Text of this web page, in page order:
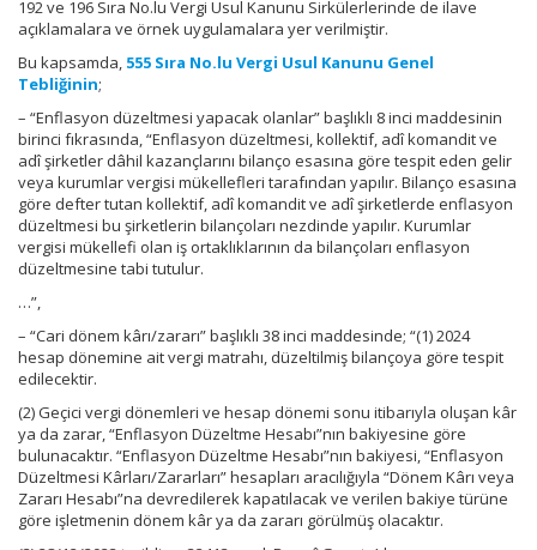
192 ve 196 Sıra No.lu Vergi Usul Kanunu Sirkülerlerinde de ilave
açıklamalara ve örnek uygulamalara yer verilmiştir.
Bu kapsamda, 555 Sıra No.lu Vergi Usul Kanunu Genel
Tebliğinin;
– “Enflasyon düzeltmesi yapacak olanlar” başlıklı 8 inci maddesinin
birinci fıkrasında, “Enflasyon düzeltmesi, kollektif, adî komandit ve
adî şirketler dâhil kazançlarını bilanço esasına göre tespit eden gelir
veya kurumlar vergisi mükellefleri tarafından yapılır. Bilanço esasına
göre defter tutan kollektif, adî komandit ve adî şirketlerde enflasyon
düzeltmesi bu şirketlerin bilançoları nezdinde yapılır. Kurumlar
vergisi mükellefi olan iş ortaklıklarının da bilançoları enflasyon
düzeltmesine tabi tutulur.
…”,
– “Cari dönem kârı/zararı” başlıklı 38 inci maddesinde; “(1) 2024
hesap dönemine ait vergi matrahı, düzeltilmiş bilançoya göre tespit
edilecektir.
(2) Geçici vergi dönemleri ve hesap dönemi sonu itibarıyla oluşan kâr
ya da zarar, “Enflasyon Düzeltme Hesabı”nın bakiyesine göre
bulunacaktır. “Enflasyon Düzeltme Hesabı”nın bakiyesi, “Enflasyon
Düzeltmesi Kârları/Zararları” hesapları aracılığıyla “Dönem Kârı veya
Zararı Hesabı”na devredilerek kapatılacak ve verilen bakiye türüne
göre işletmenin dönem kâr ya da zararı görülmüş olacaktır.